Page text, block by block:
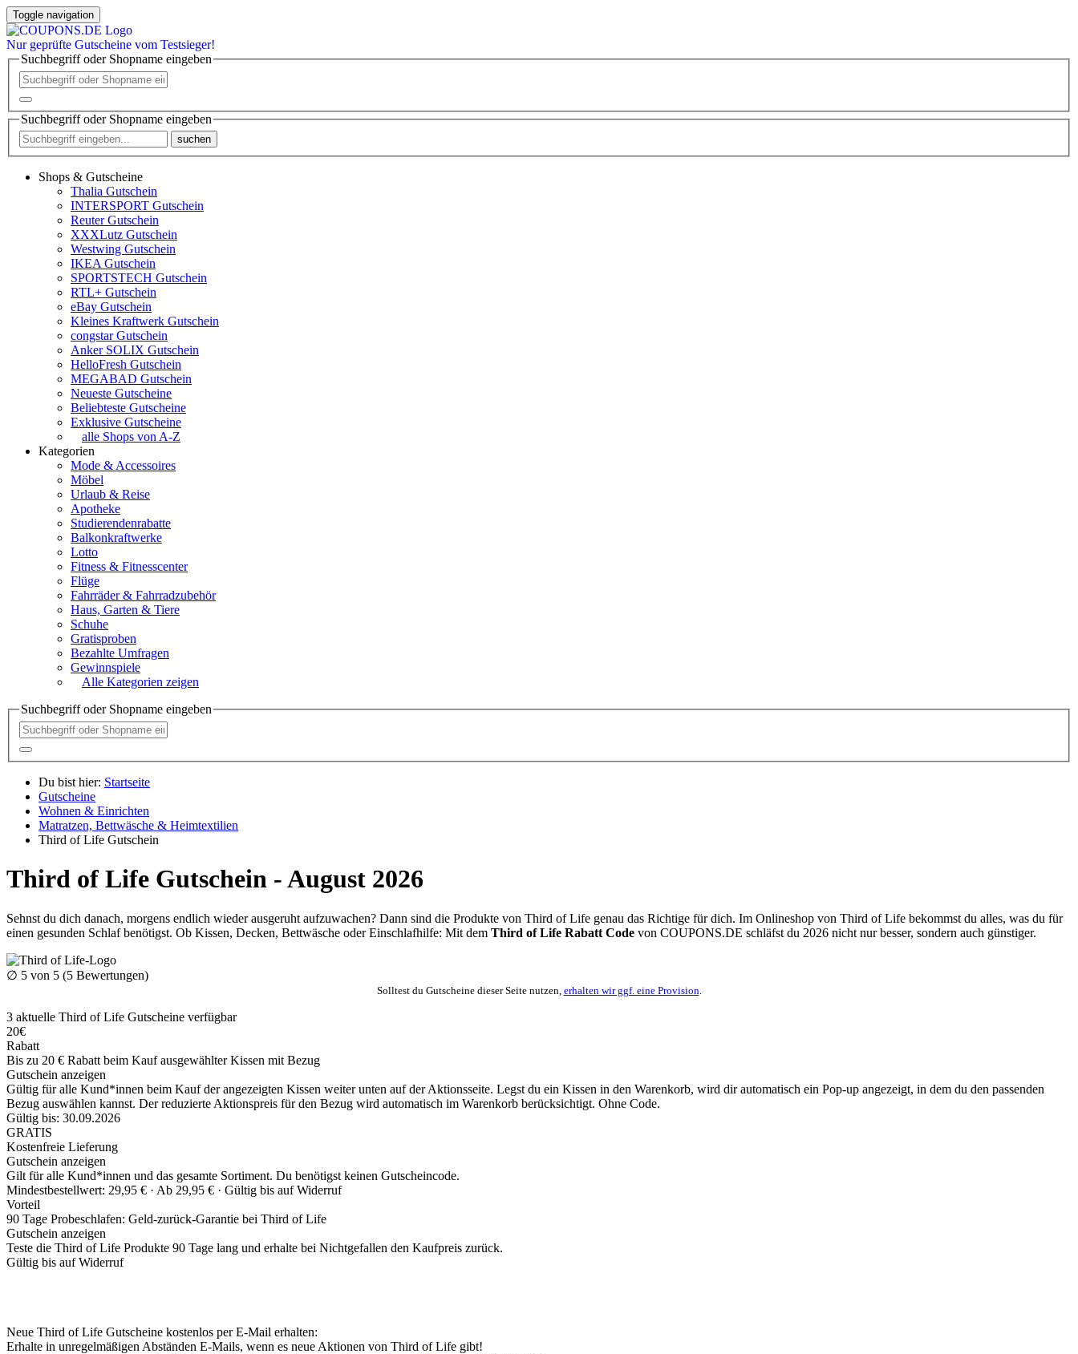
Toggle navigation
Nur geprüfte Gutscheine vom Testsieger!
Suchbegriff oder Shopname eingeben
Suchbegriff oder Shopname eingeben
suchen
Shops & Gutscheine
Thalia Gutschein
INTERSPORT Gutschein
Reuter Gutschein
XXXLutz Gutschein
Westwing Gutschein
IKEA Gutschein
SPORTSTECH Gutschein
RTL+ Gutschein
eBay Gutschein
Kleines Kraftwerk Gutschein
congstar Gutschein
Anker SOLIX Gutschein
HelloFresh Gutschein
MEGABAD Gutschein
Neueste Gutscheine
Beliebteste Gutscheine
Exklusive Gutscheine
alle Shops von A-Z
Kategorien
Mode & Accessoires
Möbel
Urlaub & Reise
Apotheke
Studierendenrabatte
Balkonkraftwerke
Lotto
Fitness & Fitnesscenter
Flüge
Fahrräder & Fahrradzubehör
Haus, Garten & Tiere
Schuhe
Gratisproben
Bezahlte Umfragen
Gewinnspiele
Alle Kategorien zeigen
Suchbegriff oder Shopname eingeben
Du bist hier: Startseite
Gutscheine
Wohnen & Einrichten
Matratzen, Bettwäsche & Heimtextilien
Third of Life Gutschein
Third of Life Gutschein - August 2026
Sehnst du dich danach, morgens endlich wieder ausgeruht aufzuwachen? Dann sind die Produkte von Third of Life genau das Richtige für dich. Im Onlineshop von Third of Life bekommst du alles, was du für
einen gesunden Schlaf benötigst. Ob Kissen, Decken, Bettwäsche oder Einschlafhilfe: Mit dem Third of Life Rabatt Code von COUPONS.DE schläfst du 2026 nicht nur besser, sondern auch günstiger.
∅ 5 von 5 (5 Bewertungen)
Solltest du Gutscheine dieser Seite nutzen, erhalten wir ggf. eine Provision
3 aktuelle Third of Life Gutscheine verfügbar
20€
Rabatt
Bis zu 20 € Rabatt beim Kauf ausgewählter Kissen mit Bezug
Gutschein anzeigen
Gültig für alle Kund*innen beim Kauf der angezeigten Kissen weiter unten auf der Aktionsseite. Legst du ein Kissen in den Warenkorb, wird dir automatisch ein Pop‑up angezeigt, in dem du den passenden
Bezug auswählen kannst. Der reduzierte Aktionspreis für den Bezug wird automatisch im Warenkorb berücksichtigt. Ohne Code.
Gültig bis: 30.09.2026
GRATIS
Kostenfreie Lieferung
Gutschein anzeigen
Gilt für alle Kund*innen und das gesamte Sortiment. Du benötigst keinen Gutscheincode.
Mindestbestellwert: 29,95 € · Ab 29,95 € · Gültig bis auf Widerruf
Vorteil
90 Tage Probeschlafen: Geld-zurück-Garantie bei Third of Life
Gutschein anzeigen
Teste die Third of Life Produkte 90 Tage lang und erhalte bei Nichtgefallen den Kaufpreis zurück.
Gültig bis auf Widerruf
Neue Third of Life Gutscheine kostenlos per E-Mail erhalten:
Erhalte in unregelmäßigen Abständen E-Mails, wenn es neue Aktionen von Third of Life gibt!